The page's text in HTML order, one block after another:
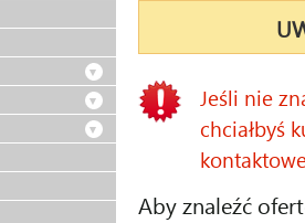
Jeśli nie
chciałbyś
Aby znaleźć